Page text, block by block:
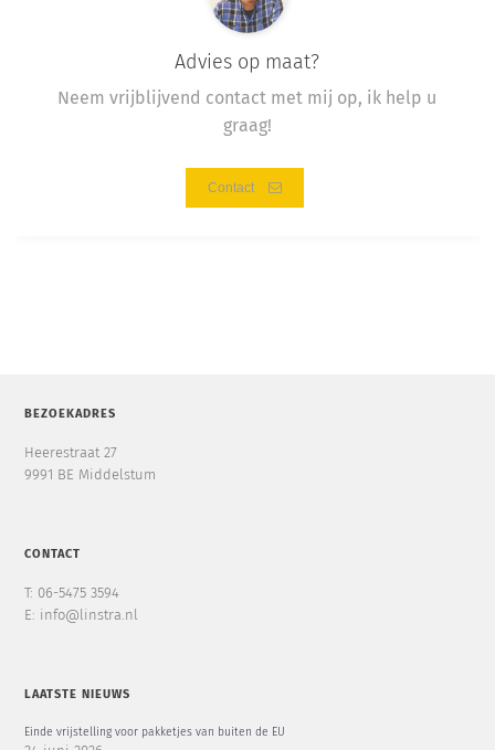
Advies op maat?
Neem vrijblijvend contact met mij op, ik help u
graag!
Contact
BEZOEKADRES
Heerestraat 27
9991 BE Middelstum
CONTACT
T: 06-5475 3594
E: info@linstra.nl
LAATSTE NIEUWS
Einde vrijstelling voor pakketjes van buiten de EU